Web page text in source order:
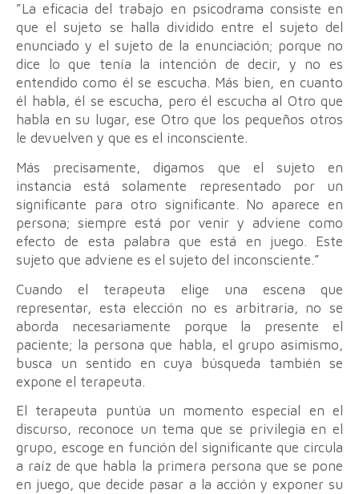
”La eficacia del trabajo en psicodrama consiste en
que el sujeto se halla dividido entre el sujeto del
enunciado y el sujeto de la enunciación; porque no
dice lo que tenía la intención de decir, y no es
entendido como él se escucha. Más bien, en cuanto
él habla, él se escucha, pero él escucha al Otro que
habla en su lugar, ese Otro que los pequeños otros
le devuelven y que es el inconsciente.
Más precisamente, digamos que el sujeto en
instancia está solamente representado por un
significante para otro significante. No aparece en
persona; siempre está por venir y adviene como
efecto de esta palabra que está en juego. Este
sujeto que adviene es el sujeto del inconsciente.”
Cuando el terapeuta elige una escena que
representar, esta elección no es arbitraria, no se
aborda necesariamente porque la presente el
paciente; la persona que habla, el grupo asimismo,
busca un sentido en cuya búsqueda también se
expone el terapeuta.
El terapeuta puntúa un momento especial en el
discurso, reconoce un tema que se privilegia en el
grupo, escoge en función del significante que circula
a raíz de que habla la primera persona que se pone
en juego, que decide pasar a la acción y exponer su